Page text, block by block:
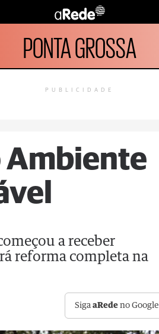
PONTA GROSSA
PUBLICIDADE
Ambiente
a receber
reforma completa na
SigaaRede no Google